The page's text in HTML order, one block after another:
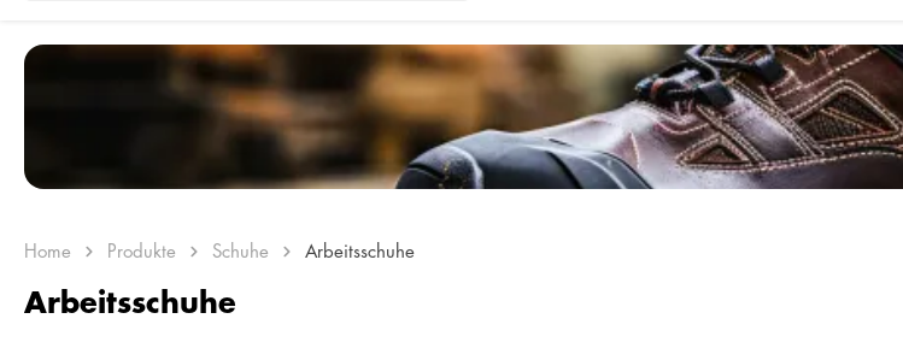
Home Produkte Schuhe Arbeitsschuhe
Arbeitsschuhe